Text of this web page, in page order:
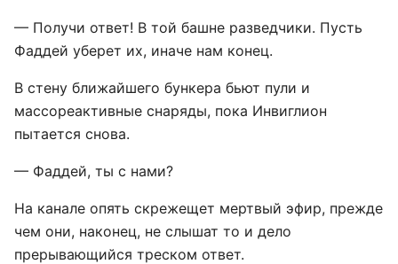
— Получи ответ! В той башне разведчики. Пусть
Фаддей уберет их, иначе нам конец.
В стену ближайшего бункера бьют пули и
массореактивные снаряды, пока Инвиглион
пытается снова.
— Фаддей, ты с нами?
На канале опять скрежещет мертвый эфир, прежде
чем они, наконец, не слышат то и дело
прерывающийся треском ответ.